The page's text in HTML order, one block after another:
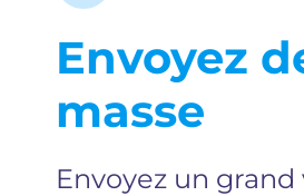
Envoyez
masse
Envoyez un